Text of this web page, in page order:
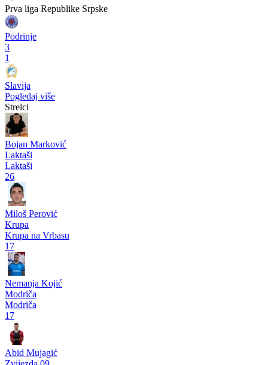
Podrinje
3
1
Slavija
Prva liga Republike Srpske
Zvijezda 09
4
0
Sloboda (NG)
Prva liga Republike Srpske
Podrinje
3
1
Slavija
Pogledaj više
Strelci
Bojan Marković